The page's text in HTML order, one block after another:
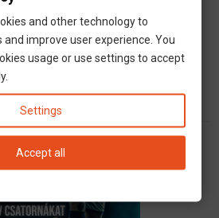
és adószakügyvédi
call email
and other technology to
and improve user experience. You
usage or use settings to accept
Settings
Accept all